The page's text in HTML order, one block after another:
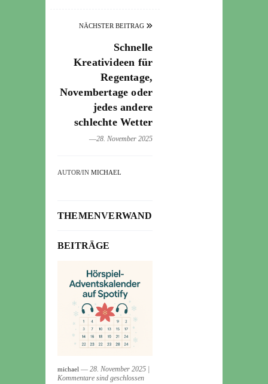
NÄCHSTER BEITRAG
Schnelle
Kreativideen für
Regentage,
Novembertage oder
jedes andere
schlechte Wetter
―28. November 2025
AUTOR/IN MICHAEL
THEMENVERWANDTE
BEITRÄGE
michael ― 28. November 2025
Kommentare sind geschlossen